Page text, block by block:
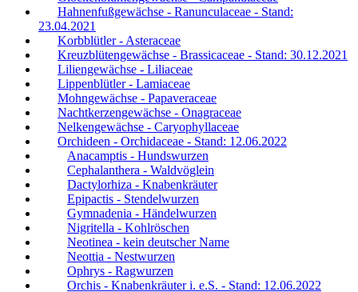
Hahnenfußgewächse - Ranunculaceae - Stand:
23.04.2021
Korbblütler - Asteraceae
Kreuzblütengewächse - Brassicaceae - Stand: 30.12.2021
Liliengewächse - Liliaceae
Lippenblütler - Lamiaceae
Mohngewächse - Papaveraceae
Nachtkerzengewächse - Onagraceae
Nelkengewächse - Caryophyllaceae
Orchideen - Orchidaceae - Stand: 12.06.2022
Anacamptis - Hundswurzen
Cephalanthera - Waldvöglein
Dactylorhiza - Knabenkräuter
Epipactis - Stendelwurzen
Gymnadenia - Händelwurzen
Nigritella - Kohlröschen
Neotinea - kein deutscher Name
Neottia - Nestwurzen
Ophrys - Ragwurzen
Orchis - Knabenkräuter i. e.S. - Stand: 12.06.2022